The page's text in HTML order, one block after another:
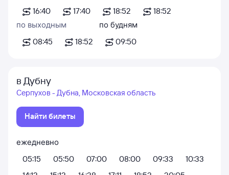
16:40
17:40 18:52
18:52
по выходным
08:45
18:52
по будням
09:50
в Дубну
Серпухов - Дубна, Московская область
Найти билеты
ежедневно
05:15
05:50 07:00 08:00 09:33
10:33